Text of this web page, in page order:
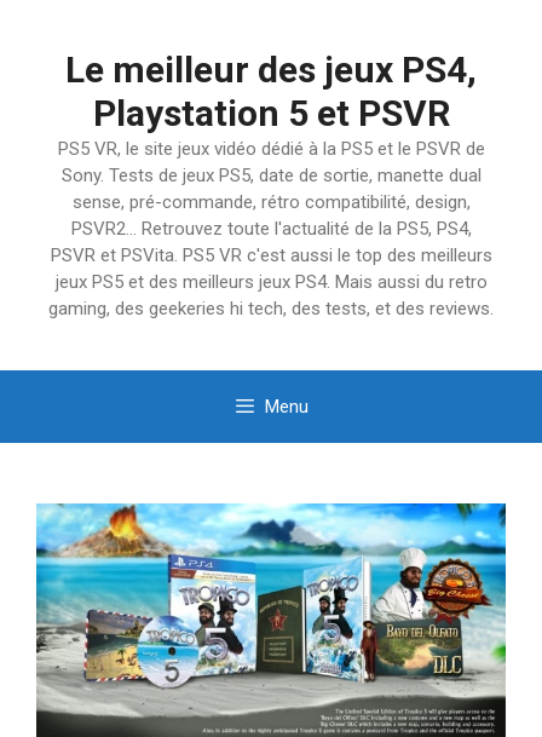
Le meilleur des jeux PS4,
Playstation 5 et PSVR
PS5 VR, le site jeux vidéo dédié à la PS5 et le PSVR de
Sony. Tests de jeux PS5, date de sortie, manette dual
sense, pré-commande, rétro compatibilité, design,
PSVR2… Retrouvez toute l'actualité de la PS5, PS4,
PSVR et PSVita. PS5 VR c'est aussi le top des meilleurs
jeux PS5 et des meilleurs jeux PS4. Mais aussi du retro
gaming, des geekeries hi tech, des tests, et des reviews.
Menu